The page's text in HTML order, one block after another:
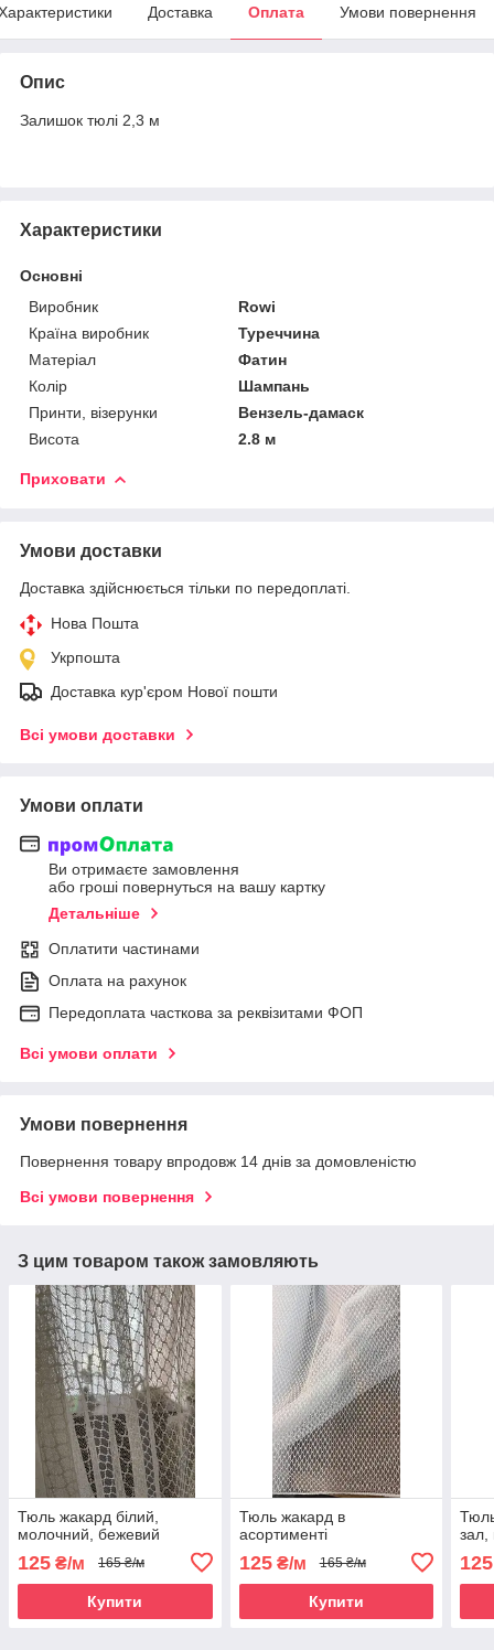
Доставка Оплата Умови повернення
Опис
Залишок тюлі 2,3 м
Характеристики
Основні
Виробник
Rowi
Країна виробник
Туреччина
Матеріал
Фатин
Колір
Шампань
Принти, візерунки
Вензель-дамаск
Висота
2.8 м
Приховати
Умови доставки
Доставка здійснюється тільки по передоплаті.
Нова Пошта
Укрпошта
Доставка кур'єром Нової пошти
Всі умови доставки
Умови оплати
Ви отримаєте замовлення
або гроші повернуться на вашу картку
Детальніше
Оплатити частинами
Оплата на рахунок
Передоплата часткова за реквізитами ФОП
Всі умови оплати
Умови повернення
Повернення товару впродовж 14 днів за домовленістю
Всі умови повернення
З цим товаром також замовляють
Тюль жакард білий,
молочний, бежевий
125 ₴/м 165 ₴/м
Купити
Тюль жакард в
асортименті
125₴/м 165 ₴/м
Купити
зал,
125